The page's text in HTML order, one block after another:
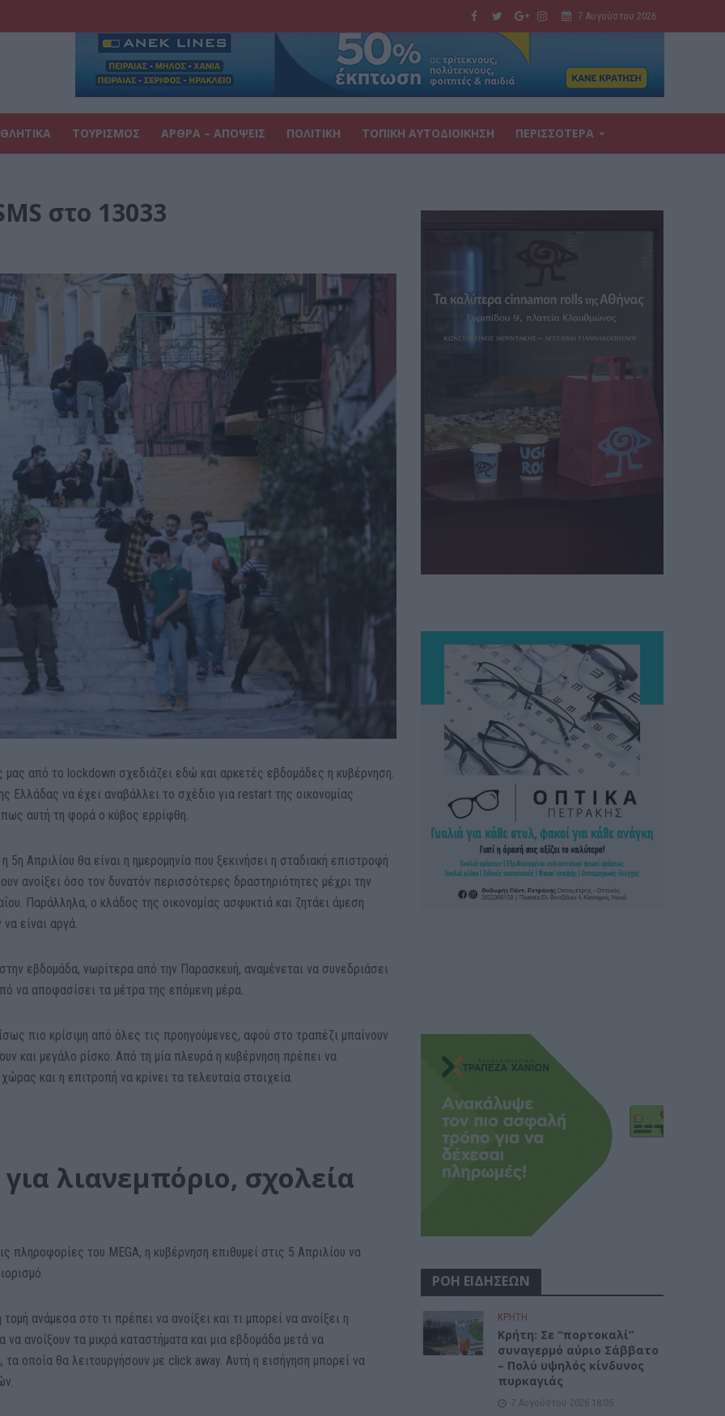
7 Αυγούστου 2026
ΤΟΥΡΙΣΜΟΣ ΑΡΘΡΑ – ΑΠΟΨΕΙΣ ΠΟΛΙΤΙΚΗ ΤΟΠΙΚΗ ΑΥΤΟΔΙΟΙΚΗΣΗ ΠΕΡΙΣΣΟΤΕΡΑ
στο 13033
από το lockdown σχεδιάζει εδώ και αρκετές εβδομάδες η κυβέρνηση.
Ελλάδας να έχει αναβάλλει το σχέδιο για restart της οικονομίας
αυτή τη φορά ο κύβος ερρίφθη.
5η Απριλίου θα είναι η ημερομηνία που ξεκινήσει η σταδιακή επιστροφή
ανοίξει όσο τον δυνατόν περισσότερες δραστηριότητες μέχρι την
Παράλληλα, ο κλάδος της οικονομίας ασφυκτιά και ζητάει άμεση
είναι αργά.
εβδομάδα, νωρίτερα από την Παρασκευή, αναμένεται να συνεδριάσει
να αποφασίσει τα μέτρα της επόμενη μέρα.
πιο κρίσιμη από όλες τις προηγούμενες, αφού στο τραπέζι μπαίνουν
και μεγάλο ρίσκο. Από τη μία πλευρά η κυβέρνηση πρέπει να
και η επιτροπή να κρίνει τα τελευταία στοιχεία.
λιανεμπόριο, σχολεία
πληροφορίες του MEGA, η κυβέρνηση επιθυμεί στις 5 Απριλίου να
ανάμεσα στο τι πρέπει να ανοίξει και τι μπορεί να ανοίξει η
ανοίξουν τα μικρά καταστήματα και μια εβδομάδα μετά να
οποία θα λειτουργήσουν με click away. Αυτή η εισήγηση μπορεί να
ΡΟΗ ΕΙΔΗΣΕΩΝ
ΚΡΗΤΗ
Κρήτη: Σε “πορτοκαλί”
συναγερμό αύριο Σάββατο
– Πολύ υψηλός κίνδυνος
πυρκαγιάς
7 Αυγούστου 2026 18:05